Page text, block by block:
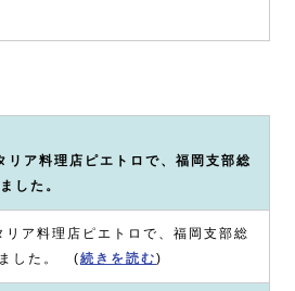
ア料理店ピエトロで、福岡支部総
した。
ア料理店ピエトロで、福岡支部総
ました。 ( 続きを読む )